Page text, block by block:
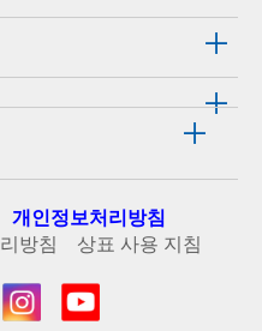
개인정보처리방침
방침
상표 사용 지침